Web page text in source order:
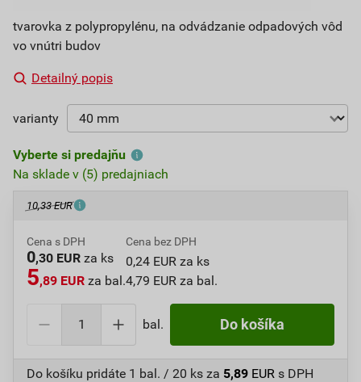
tvarovka z polypropylénu, na odvádzanie odpadových vôd
vo vnútri budov
Detailný popis
varianty
Vyberte si predajňu
Na sklade v (5) predajniach
10,33 EUR
Cena s DPH
0,30 EUR za ks
5,89 EUR za bal.
Cena bez DPH
0,24 EUR za ks
4,79 EUR za bal.
bal. Do košíka
Do košíku pridáte 1 bal. / 20 ks za 5,89 EUR s DPH